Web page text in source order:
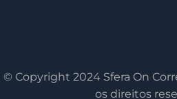
© Copyright 2024 Sfera On
os direitos